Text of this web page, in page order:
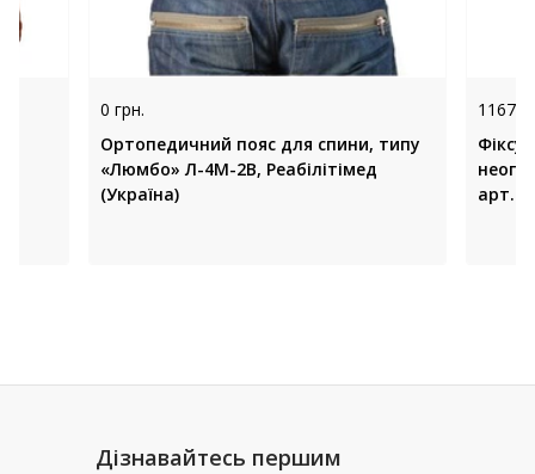
0 грн.
Ортопедичний пояс для спини, типу
«Люмбо» Л-4М-2В, Реабілітімед
(Україна)
1167
арт.
Дізнавайтесь першим